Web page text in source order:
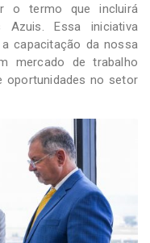
o termo que incluirá
Azuis. Essa iniciativa
capacitação da nossa
mercado de trabalho
oportunidades no setor